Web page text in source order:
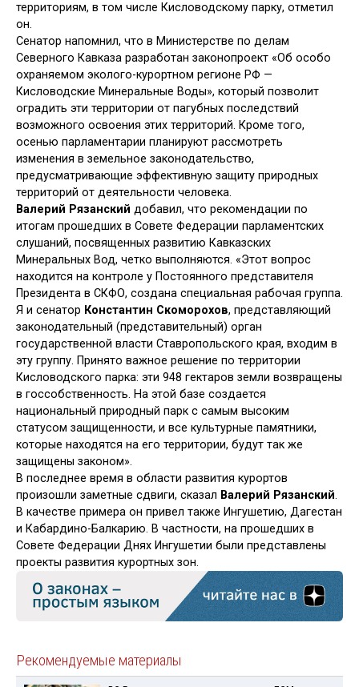
территориям, в том числе Кисловодскому парку, отметил
он.
Сенатор напомнил, что в Министерстве по делам
Северного Кавказа разработан законопроект «Об особо
охраняемом эколого-курортном регионе РФ —
Кисловодские Минеральные Воды», который позволит
оградить эти территории от пагубных последствий
возможного освоения этих территорий. Кроме того,
осенью парламентарии планируют рассмотреть
изменения в земельное законодательство,
предусматривающие эффективную защиту природных
территорий от деятельности человека.
Валерий Рязанский добавил, что рекомендации по
итогам прошедших в Совете Федерации парламентских
слушаний, посвященных развитию Кавказских
Минеральных Вод, четко выполняются. «Этот вопрос
находится на контроле у Постоянного представителя
Президента в СКФО, создана специальная рабочая группа.
Я и сенатор Константин Скоморохов, представляющий
законодательный (представительный) орган
государственной власти Ставропольского края, входим в
эту группу. Принято важное решение по территории
Кисловодского парка: эти 948 гектаров земли возвращены
в госсобственность. На этой базе создается
национальный природный парк с самым высоким
статусом защищенности, и все культурные памятники,
которые находятся на его территории, будут так же
защищены законом».
В последнее время в области развития курортов
произошли заметные сдвиги, сказал Валерий Рязанский.
В качестве примера он привел также Ингушетию, Дагестан
и Кабардино-Балкарию. В частности, на прошедших в
Совете Федерации Днях Ингушетии были представлены
проекты развития курортных зон.
Рекомендуемые материалы